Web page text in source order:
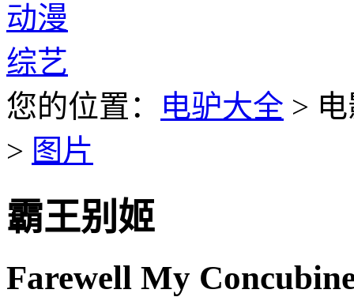
动漫
综艺
您的位置：
电驴大全 >
> 图片
霸王别姬
Farewell My